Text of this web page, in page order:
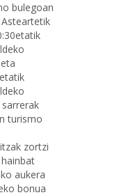
bulegoan
turismo
zortzi
aukera
bonua